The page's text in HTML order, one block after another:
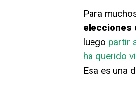
Para
elecciones
luego partir
ha querido
Esa es una